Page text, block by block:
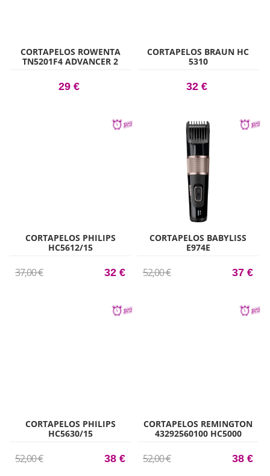
CORTAPELOS ROWENTA
TN5201F4 ADVANCER 2
29 €
CORTAPELOS BRAUN HC
5310
32 €
CORTAPELOS PHILIPS
HC5612/15
37,00 € 32 €
CORTAPELOS BABYLISS
E974E
52,00 € 37 €
CORTAPELOS PHILIPS
HC5630/15
52,00 € 38 €
CORTAPELOS REMINGTON
43292560100 HC5000
52,00 € 38 €